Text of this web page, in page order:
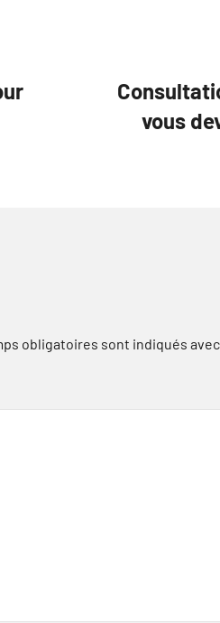
vous
obligatoires sont indiqués avec